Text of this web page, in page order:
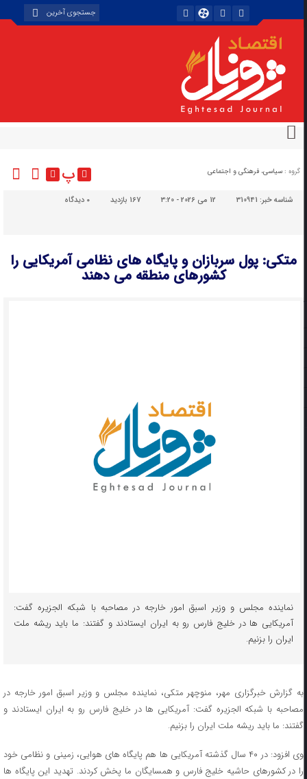
گروه : سیاسی، فرهنگی و اجتماعی پ
شناسه خبر:310941 12 می 2026 - 3:20 167 بازدید دیدگاه
متکی: پول سربازان و پایگاه های نظامی آمریکایی را
کشورهای منطقه می دهند
نماینده مجلس و وزیر اسبق امور خارجه در مصاحبه با شبکه الجزیره گفت:
آمریکایی ها در خلیج فارس رو به ایران ایستادند و گفتند: ما باید ریشه ملت
ایران را بزنیم.
به گزارش خبرگزاری مهر، منوچهر متکی، نماینده مجلس و وزیر اسبق امور خارجه در
مصاحبه با شبکه الجزیره گفت: آمریکایی ها در خلیج فارس رو به ایران ایستادند و
گفتند: ما باید ریشه ملت ایران را بزنیم.
وی افزود: در ۴۰ سال گذشته آمریکایی ها هم پایگاه های هوایی، زمینی و نظامی خود
را در کشورهای حاشیه خلیج فارس و همسایگان ما پخش کردند. تهدید این پایگاه ها